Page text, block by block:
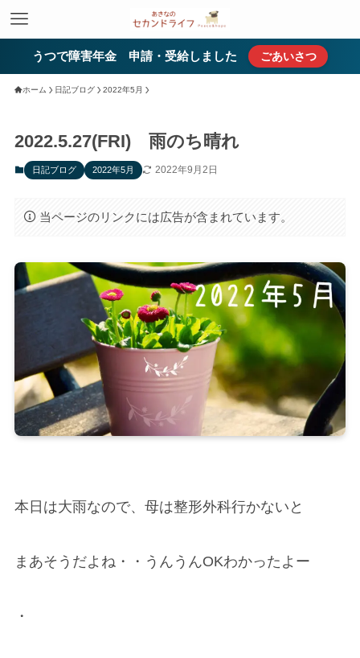
うつで障害年金 申請・受給しました ごあいさつ
ホーム 日記ブログ 2022年5月
2022.5.27(FRI) 雨のち晴れ
日記ブログ 2022年5月 2022年9月2日
当ページのリンクには広告が含まれています。
本日は大雨なので、母は整形外科行かないと
まあそうだよね・・うんうんOKわかったよー
・